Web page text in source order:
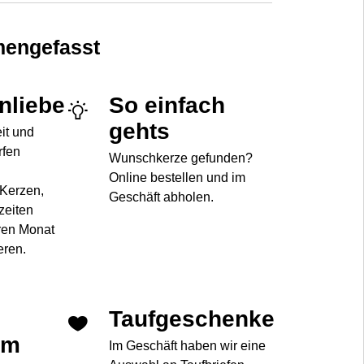
und
Monat
So einfach
gehts
Wunschkerze gefunden?
Online bestellen und im
Geschäft abholen.
Taufgeschenke
Im Geschäft haben wir eine